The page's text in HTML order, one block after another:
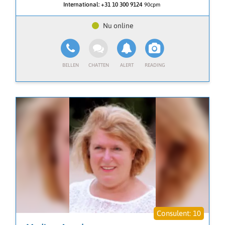
In mijn werk als medium stem ik me af op de bron en
jouw energie en help ik je om helderheid te krijgen in
we naar wat er op een dieper niveau speelt. Waarom
bepaalde patronen zich herhalen, wat jouw gevoel je
probeert te vertellen en waar jouw kracht ligt. Ik geef
te zien, zodat je weer beweging kunt voelen.
Ik ben heldervoelend en werk met diverse
kaartendecks. Geen zweverigheid, maar een nuchtere
en intuïtieve kijk op wat er in jouw leven speelt. Ik
combineer gevoel met praktische inzichten, zodat je
niet alleen begrijpt wat er speelt, maar ook weet wat
je ermee kunt doen in het dagelijks leven.
Je kunt bij mij terecht met vragen over liefde, werk,
persoonlijke ontwikkeling of gewoon wanneer je even
behoefte hebt aan bevestiging of richting. Soms heb je
alleen dat ene zetje nodig om weer vertrouwen te
voelen in jezelf en in de weg die je bewandelt.
International: +31 10 300 9124 90cpm
10